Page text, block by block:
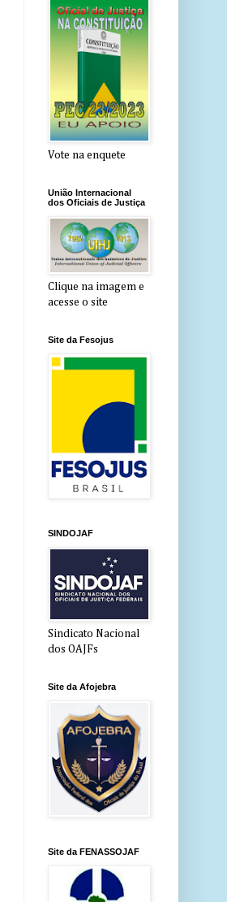
Vote na enquete
União Internacional
dos Oficiais de Justiça
Clique na imagem e
acesse o site
Site da Fesojus
SINDOJAF
Sindicato Nacional
dos OAJFs
Site da Afojebra
Site da FENASSOJAF